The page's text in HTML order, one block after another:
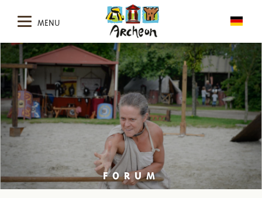
MENU
FORUM